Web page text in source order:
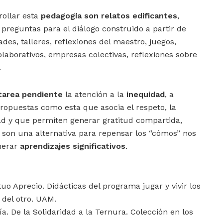
esta pedagogía son relatos edificantes,
para el diálogo construido a partir de
talleres, reflexiones del maestro, juegos,
empresas colectivas, reflexiones sobre
pendiente la atención a la inequidad, a
como esta que asocia el respeto, la
y que permiten generar gratitud compartida,
una alternativa para repensar los “cómos” nos
aprendizajes significativos.
Aprecio. Didácticas del programa jugar y vivir los
otro. UAM.
De la Solidaridad a la Ternura. Colección en los